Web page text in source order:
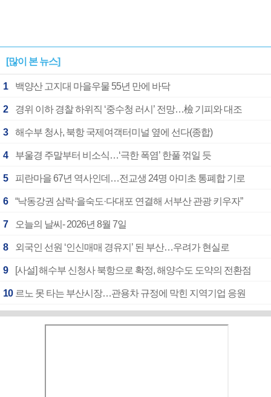
[많이 본 뉴스]
1 백양산 고지대 마을우물 55년 만에 바닥
2 경위 이하 경찰 하위직 ‘중수청 러시’ 전망…檢 기피와 대조
3 해수부 청사, 북항 국제여객터미널 옆에 선다(종합)
4 부울경 주말부터 비소식…‘극한 폭염’ 한풀 꺾일 듯
5 피란마을 67년 역사인데…전교생 24명 아미초 통폐합 기로
6 “낙동강권 삼락·을숙도·다대포 연결해 서부산 관광 키우자”
7 오늘의 날씨- 2026년 8월 7일
8 외국인 선원 ‘인신매매 경유지’ 된 부산…우려가 현실로
9 [사설] 해수부 신청사 북항으로 확정, 해양수도 도약의 전환점
10 르노 못 타는 부산시장…관용차 규정에 막힌 지역기업 응원